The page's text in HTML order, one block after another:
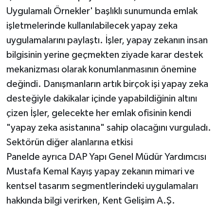
Uygulamalı Örnekler' başlıklı sunumunda emlak
işletmelerinde kullanılabilecek yapay zeka
uygulamalarını paylaştı. İşler, yapay zekanın insan
bilgisinin yerine geçmekten ziyade karar destek
mekanizması olarak konumlanmasının önemine
değindi. Danışmanların artık birçok işi yapay zeka
desteğiyle dakikalar içinde yapabildiğinin altını
çizen İşler, gelecekte her emlak ofisinin kendi
"yapay zeka asistanına" sahip olacağını vurguladı.
Sektörün diğer alanlarına etkisi
Panelde ayrıca DAP Yapı Genel Müdür Yardımcısı
Mustafa Kemal Kayış yapay zekanın mimari ve
kentsel tasarım segmentlerindeki uygulamaları
hakkında bilgi verirken, Kent Gelişim A.Ş.